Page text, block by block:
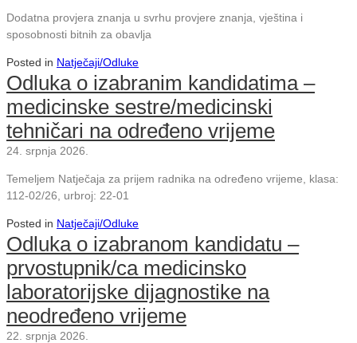
Dodatna provjera znanja u svrhu provjere znanja, vještina i
sposobnosti bitnih za obavlja
Posted in Natječaji/Odluke
Odluka o izabranim kandidatima –
medicinske sestre/medicinski
tehničari na određeno vrijeme
24. srpnja 2026.
Temeljem Natječaja za prijem radnika na određeno vrijeme, klasa:
112-02/26, urbroj: 22-01
Posted in Natječaji/Odluke
Odluka o izabranom kandidatu –
prvostupnik/ca medicinsko
laboratorijske dijagnostike na
neodređeno vrijeme
22. srpnja 2026.